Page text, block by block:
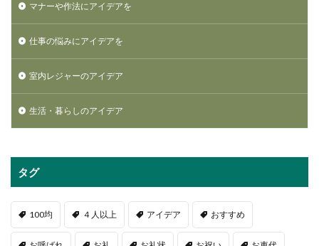
マナーや作法にアイデアを
仕事の悩みにアイデアを
室内レジャーのアイデア
生活・暮らしのアイデア
タグ
100均 ４人以上 アイデア おすすめ